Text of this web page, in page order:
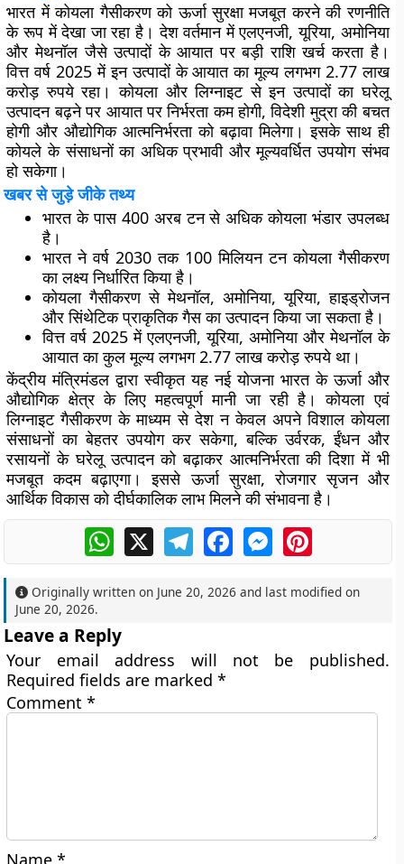
भारत में कोयला गैसीकरण को ऊर्जा सुरक्षा मजबूत करने की रणनीति
के रूप में देखा जा रहा है। देश वर्तमान में एलएनजी, यूरिया, अमोनिया
और मेथनॉल जैसे उत्पादों के आयात पर बड़ी राशि खर्च करता है।
वित्त वर्ष 2025 में इन उत्पादों के आयात का मूल्य लगभग 2.77 लाख
करोड़ रुपये रहा। कोयला और लिग्नाइट से इन उत्पादों का घरेलू
उत्पादन बढ़ने पर आयात पर निर्भरता कम होगी, विदेशी मुद्रा की बचत
होगी और औद्योगिक आत्मनिर्भरता को बढ़ावा मिलेगा। इसके साथ ही
कोयले के संसाधनों का अधिक प्रभावी और मूल्यवर्धित उपयोग संभव
हो सकेगा।
खबर से जुड़े जीके तथ्य
भारत के पास 400 अरब टन से अधिक कोयला भंडार उपलब्ध
है।
भारत ने वर्ष 2030 तक 100 मिलियन टन कोयला गैसीकरण
का लक्ष्य निर्धारित किया है।
कोयला गैसीकरण से मेथनॉल, अमोनिया, यूरिया, हाइड्रोजन
और सिंथेटिक प्राकृतिक गैस का उत्पादन किया जा सकता है।
वित्त वर्ष 2025 में एलएनजी, यूरिया, अमोनिया और मेथनॉल के
आयात का कुल मूल्य लगभग 2.77 लाख करोड़ रुपये था।
केंद्रीय मंत्रिमंडल द्वारा स्वीकृत यह नई योजना भारत के ऊर्जा और
औद्योगिक क्षेत्र के लिए महत्वपूर्ण मानी जा रही है। कोयला एवं
लिग्नाइट गैसीकरण के माध्यम से देश न केवल अपने विशाल कोयला
संसाधनों का बेहतर उपयोग कर सकेगा, बल्कि उर्वरक, ईंधन और
रसायनों के घरेलू उत्पादन को बढ़ाकर आत्मनिर्भरता की दिशा में भी
मजबूत कदम बढ़ाएगा। इससे ऊर्जा सुरक्षा, रोजगार सृजन और
आर्थिक विकास को दीर्घकालिक लाभ मिलने की संभावना है।
WhatsApp
X TelegramFacebookMessengerPinterest
Originally written on June 20, 2026 and last modified on
June 20, 2026.
Leave a Reply
Your email address will not be published.
Required fields are marked*
Comment*
Name*